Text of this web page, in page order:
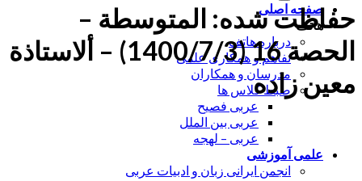
صفحه اصلی
هاتف
درباره هاتف
تفاهم و همکاری علمی
مدرسان و همکاران
ضبط کلاس ها
عربی فصیح
عربی بین الملل
عربی – لهجه
علمی آموزشی
انجمن ایرانی زبان و ادبیات عربی
حفاظت شده: المتوسطة –
الحصة 16 (1400/7/3) – ألاستاذة
معین زاده